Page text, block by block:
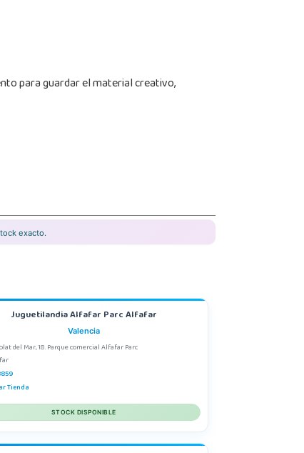
para guardar el material creativo,
exacto.
Juguetilandia Alfafar Parc Alfafar
Valencia
del Mar, 18. Parque comercial Alfafar Parc
Tienda
STOCK DISPONIBLE